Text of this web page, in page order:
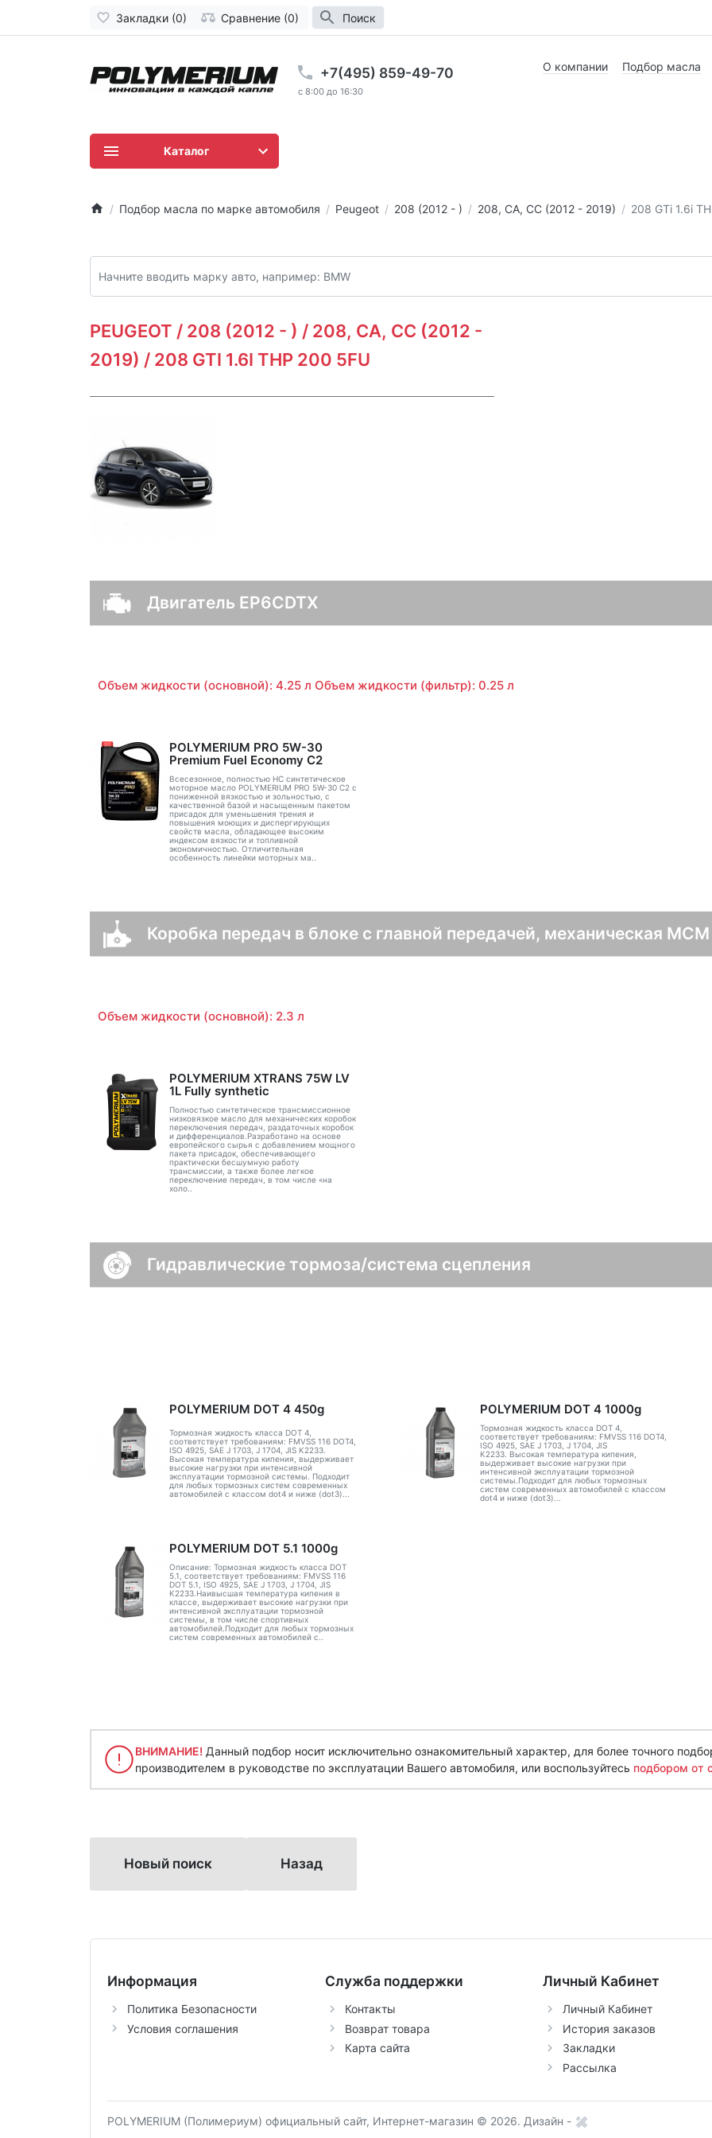
Закладки (0) Сравнение (0) Поиск
+7(495) 859-49-70
c 8:00 до 16:30
О компании Подбор масла
Каталог
Подбор масла по марке автомобиля Peugeot 208 (2012 - ) 208, CA, CC (2012 - 2019) 208 GTi 1.6i
PEUGEOT / 208 (2012 - ) / 208, CA, CC (2012 -
2019) / 208 GTI 1.6I THP 200 5FU
Двигатель EP6CDTX
Объем жидкости (основной): 4.25 л Объем жидкости (фильтр): 0.25 л
POLYMERIUM PRO 5W-30
Premium Fuel Economy С2
Всесезонное, полностью HC синтетическое
моторное масло POLYMERIUM PRO 5W-30 C2 с
пониженной вязкостью и зольностью, с
качественной базой и насыщенным пакетом
присадок для уменьшения трения и
повышения моющих и диспергирующих
свойств масла, обладающее высоким
индексом вязкости и топливной
экономичностью. Отличительная
особенность линейки моторных ма..
Коробка передач в блоке с главной передачей, механическая
Объем жидкости (основной): 2.3 л
POLYMERIUM XTRANS 75W LV
1L Fully synthetic
Полностью синтетическое трансмиссионное
низковязкое масло для механических коробок
переключения передач, раздаточных коробок
и дифференциалов.Разработано на основе
европейского сырья с добавлением мощного
пакета присадок, обеспечивающего
практически бесшумную работу
трансмиссии, а также более легкое
переключение передач, в том числе «на
холо..
Гидравлические тормоза/система сцепления
POLYMERIUM DOT 4 450g
Тормозная жидкость класса DOT 4,
соответствует требованиям: FMVSS 116 DOT4,
ISO 4925, SAE J 1703, J 1704, JIS K2233.
Высокая температура кипения, выдерживает
высокие нагрузки при интенсивной
эксплуатации тормозной системы. Подходит
для любых тормозных систем современных
автомобилей с классом dot4 и ниже (dot3)...
POLYMERIUM DOT 4 1000g
Тормозная жидкость класса DOT 4,
соответствует требованиям: FMVSS 116 DOT4,
ISO 4925, SAE J 1703, J 1704, JIS
K2233. Высокая температура кипения,
выдерживает высокие нагрузки при
интенсивной эксплуатации тормозной
системы.Подходит для любых тормозных
систем современных автомобилей с классом
dot4 и ниже (dot3)...
POLYMERIUM DOT 5.1 1000g
Описание: Тормозная жидкость класса DOT
5.1, соответствует требованиям: FMVSS 116
DOT 5.1, ISO 4925, SAE J 1703, J 1704, JIS
K2233.Наивысшая температура кипения в
классе, выдерживает высокие нагрузки при
интенсивной эксплуатации тормозной
системы, в том числе спортивных
автомобилей.Подходит для любых тормозных
систем современных автомобилей с..
ВНИМАНИЕ! Данный подбор носит исключительно ознакомительный характер, для более точного
производителем в руководстве по эксплуатации Вашего автомобиля, или воспользуйтесь подбором от
Новый поиск Назад
Информация
Политика Безопасности
Условия соглашения
Служба поддержки
Контакты
Возврат товара
Карта сайта
Личный Кабинет
Личный Кабинет
История заказов
Закладки
Рассылка
POLYMERIUM (Полимериум) официальный сайт, Интернет-магазин © 2026. Дизайн -